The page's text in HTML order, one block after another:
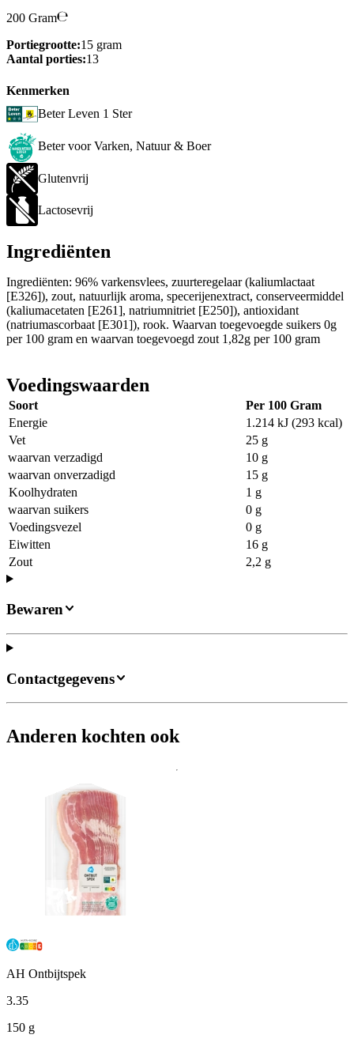
200 Gram
Portiegrootte:15 gram
Aantal porties:13
Kenmerken
Beter Leven 1 Ster
Beter voor Varken, Natuur & Boer
Glutenvrij
Lactosevrij
Ingrediënten
Ingrediënten: 96% varkensvlees, zuurteregelaar (kaliumlactaat
[E326]), zout, natuurlijk aroma, specerijenextract, conserveermiddel
(kaliumacetaten [E261], natriumnitriet [E250]), antioxidant
(natriumascorbaat [E301]), rook. Waarvan toegevoegde suikers 0g
per 100 gram en waarvan toegevoegd zout 1,82g per 100 gram
Voedingswaarden
Soort
Per 100 Gram
Energie
1.214 kJ (293 kcal)
Vet
25 g
waarvan verzadigd
10 g
waarvan onverzadigd
15 g
Koolhydraten
1 g
waarvan suikers
0 g
Voedingsvezel
0 g
Eiwitten
16 g
Zout
2,2 g
Bewaren
Contactgegevens
Anderen kochten ook
AH Ontbijtspek
3.35
150 g